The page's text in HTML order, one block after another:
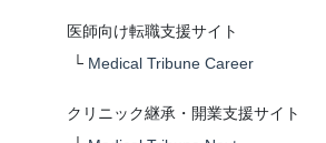
医師向け転職支援サイト
└ Medical Tribune Career
クリニック継承・開業支援サイト